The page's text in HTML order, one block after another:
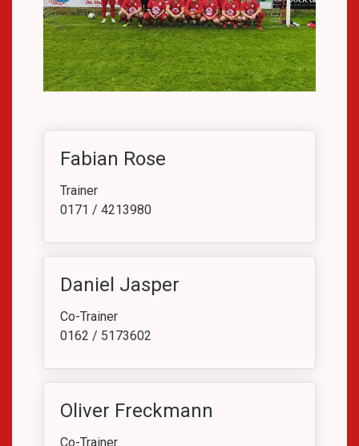
Fabian Rose
Trainer
0171 / 4213980
Daniel Jasper
Co-Trainer
0162 / 5173602
Oliver Freckmann
Co-Trainer